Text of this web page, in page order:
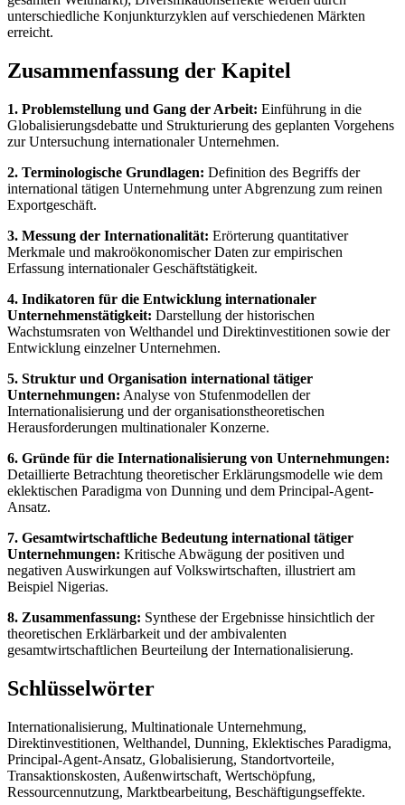
unterschiedliche Konjunkturzyklen auf verschiedenen Märkten
erreicht.
Zusammenfassung der Kapitel
1. Problemstellung und Gang der Arbeit: Einführung in die
Globalisierungsdebatte und Strukturierung des geplanten Vorgehens
zur Untersuchung internationaler Unternehmen.
2. Terminologische Grundlagen: Definition des Begriffs der
international tätigen Unternehmung unter Abgrenzung zum reinen
Exportgeschäft.
3. Messung der Internationalität: Erörterung quantitativer
Merkmale und makroökonomischer Daten zur empirischen
Erfassung internationaler Geschäftstätigkeit.
4. Indikatoren für die Entwicklung internationaler
Unternehmenstätigkeit: Darstellung der historischen
Wachstumsraten von Welthandel und Direktinvestitionen sowie der
Entwicklung einzelner Unternehmen.
5. Struktur und Organisation international tätiger
Unternehmungen: Analyse von Stufenmodellen der
Internationalisierung und der organisationstheoretischen
Herausforderungen multinationaler Konzerne.
6. Gründe für die Internationalisierung von Unternehmungen:
Detaillierte Betrachtung theoretischer Erklärungsmodelle wie dem
eklektischen Paradigma von Dunning und dem Principal-Agent-
Ansatz.
7. Gesamtwirtschaftliche Bedeutung international tätiger
Unternehmungen: Kritische Abwägung der positiven und
negativen Auswirkungen auf Volkswirtschaften, illustriert am
Beispiel Nigerias.
8. Zusammenfassung: Synthese der Ergebnisse hinsichtlich der
theoretischen Erklärbarkeit und der ambivalenten
gesamtwirtschaftlichen Beurteilung der Internationalisierung.
Schlüsselwörter
Internationalisierung, Multinationale Unternehmung,
Direktinvestitionen, Welthandel, Dunning, Eklektisches Paradigma,
Principal-Agent-Ansatz, Globalisierung, Standortvorteile,
Transaktionskosten, Außenwirtschaft, Wertschöpfung,
Ressourcennutzung, Marktbearbeitung, Beschäftigungseffekte.